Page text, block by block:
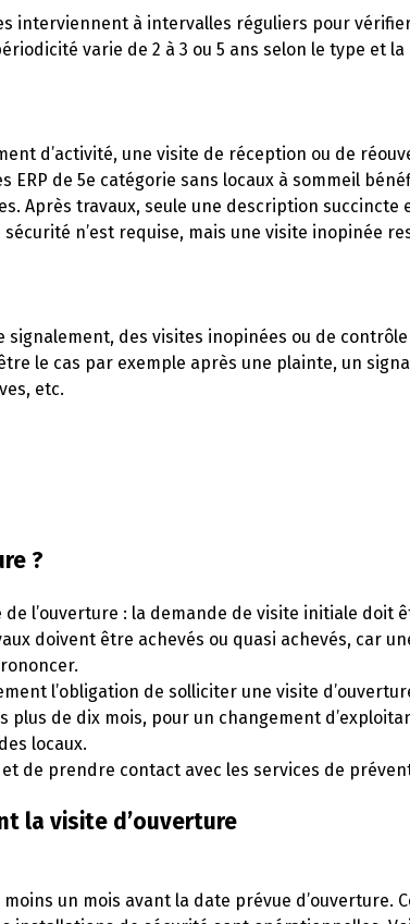
interviennent à intervalles réguliers pour
varie de 2 à 3 ou 5 ans selon le type et la
d’activité, une visite de réception ou de
ERP de 5e catégorie sans locaux à sommeil
Après travaux, seule une description succincte
n’est requise, mais une visite inopinée
signalement, des visites inopinées ou de
le cas par exemple après une plainte, un
etc.
?
l’ouverture : la demande de visite initiale doit
doivent être achevés ou quasi achevés, car
l’obligation de solliciter une visite
plus de dix mois, pour un changement
locaux.
de prendre contact avec les services de
la visite d’ouverture
un mois avant la date prévue d’ouverture.